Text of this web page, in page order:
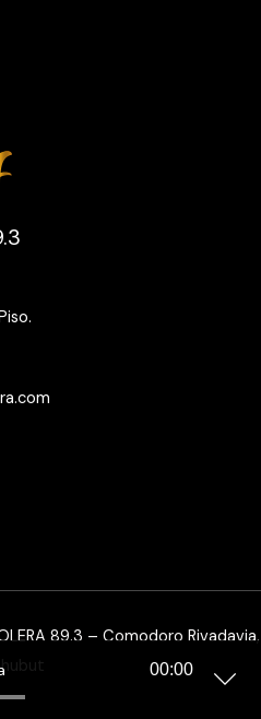
89.3 – Comodoro Rivadavia,
00:00